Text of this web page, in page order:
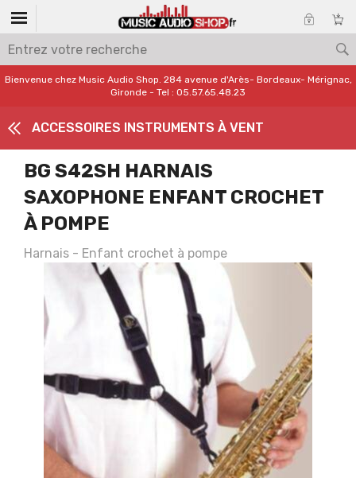
Bienvenue chez Music Audio Shop. 284 avenue d'Arès- Bordeaux- Mérignac,
Gironde - Tel : 05.57.65.48.23
ACCESSOIRES INSTRUMENTS À VENT
BG S42SH HARNAIS
SAXOPHONE ENFANT CROCHET
À POMPE
Harnais - Enfant crochet à pompe